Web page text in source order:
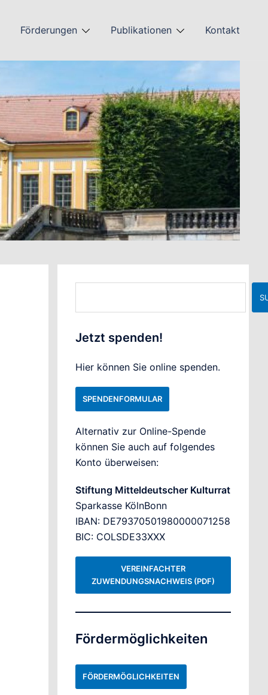
Förderungen Publikationen Kontakt
Jetzt spenden!
Hier können Sie online spenden.
SPENDENFORMULAR
Alternativ zur Online-Spende
können Sie auch auf folgendes
Konto überweisen:
Stiftung Mitteldeutscher Kulturrat
Sparkasse KölnBonn
IBAN: DE79370501980000071258
BIC: COLSDE33XXX
VEREINFACHTER
ZUWENDUNGSNACHWEIS (PDF)
Fördermöglichkeiten
FÖRDERMÖGLICHKEITEN